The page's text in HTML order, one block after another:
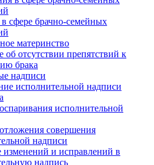
в сфере брачно-семейных
материнство
об отсутствии препятствий к
брака
надписи
исполнительной надписи
исполнительной
совершения
надписи
изменений и исправлений в
надпись